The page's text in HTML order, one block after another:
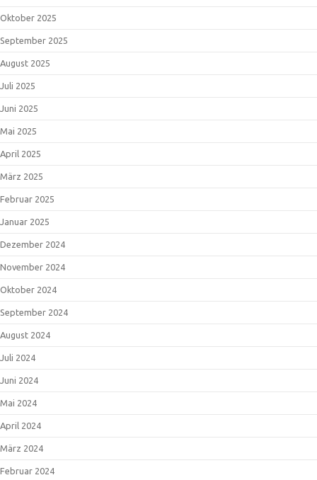
Oktober 2025
September 2025
August 2025
Juli 2025
Juni 2025
Mai 2025
April 2025
März 2025
Februar 2025
Januar 2025
Dezember 2024
November 2024
Oktober 2024
September 2024
August 2024
Juli 2024
Juni 2024
Mai 2024
April 2024
März 2024
Februar 2024